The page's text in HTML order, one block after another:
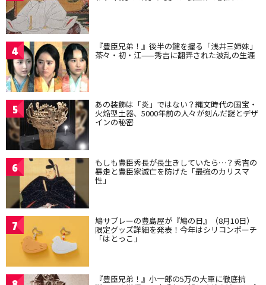
4 『豊臣兄弟！』後半の鍵を握る「浅井三姉妹」
茶々・初・江——秀吉に翻弄された波乱の生涯
5 あの装飾は「炎」ではない？縄文時代の国宝・
火焔型土器、5000年前の人々が刻んだ謎とデザ
インの秘密
6 もしも豊臣秀長が長生きしていたら…？秀吉の
暴走と豊臣家滅亡を防げた「最強のカリスマ
性」
7 鳩サブレーの豊島屋が『鳩の日』（8月10日）
限定グッズ詳細を発表！今年はシリコンポーチ
「はとっこ」
『豊臣兄弟！』小一郎の5万の大軍に徹底抗